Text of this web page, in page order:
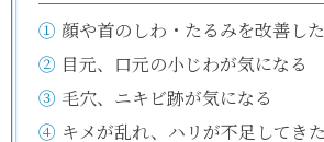
① 顔や首のしわ・たるみを改善し
② 目元、口元の小じわが気になる
③ 毛穴、ニキビ跡が気になる
④ キメが乱れ、ハリが不足してきた